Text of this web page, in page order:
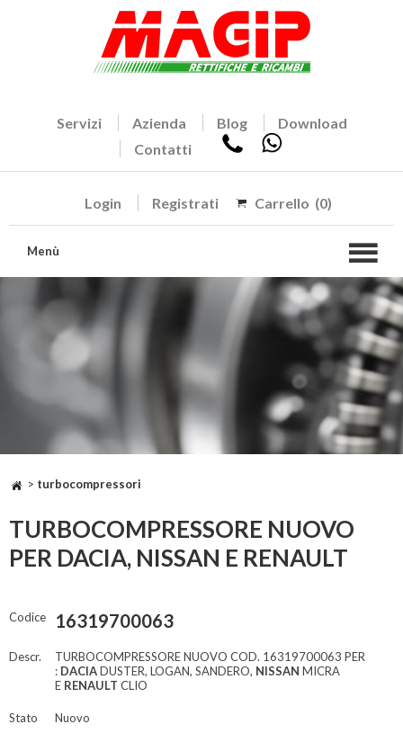
Servizi Azienda Blog
Download
Contatti
Login Registrati Carrello (0)
Menù
> turbocompressori
TURBOCOMPRESSORE NUOVO
PER DACIA, NISSAN E RENAULT
Codice 16319700063
Descr.
TURBOCOMPRESSORE NUOVO COD. 16319700063 PER
: DACIADUSTER, LOGAN, SANDERO, NISSAN MICRA
E RENAULT CLIO
Stato Nuovo